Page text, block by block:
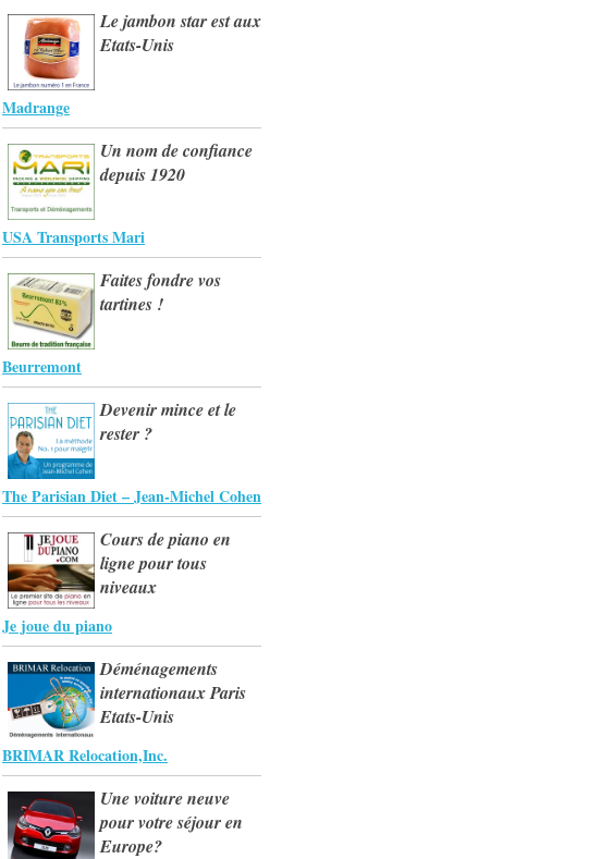
Le jambon star est aux
Etats-Unis
Madrange
Un nom de confiance
depuis 1920
USA Transports Mari
Faites fondre vos
tartines !
Beurremont
Devenir mince et le
rester ?
The Parisian Diet – Jean-Michel Cohen
Cours de piano en
ligne pour tous
niveaux
Je joue du piano
Déménagements
internationaux Paris
Etats-Unis
BRIMAR Relocation,Inc.
Une voiture neuve
pour votre séjour en
Europe?